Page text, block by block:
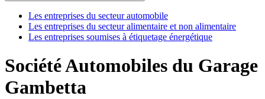
Les entreprises du secteur automobile
Les entreprises du secteur alimentaire et non alimentaire
Les entreprises soumises à étiquetage énergétique
Société Automobiles du Garage
Gambetta